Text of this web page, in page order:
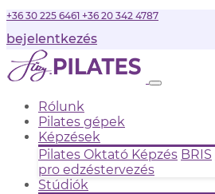
+36 30 225 6461 +36 20 342 4787
bejelentkezés
Rólunk
Pilates gépek
Képzések
Pilates Oktató Képzés BRIS
pro edzéstervezés
Stúdiók